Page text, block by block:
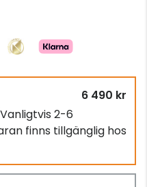
6 490 kr
2-6
finns tillgänglig hos